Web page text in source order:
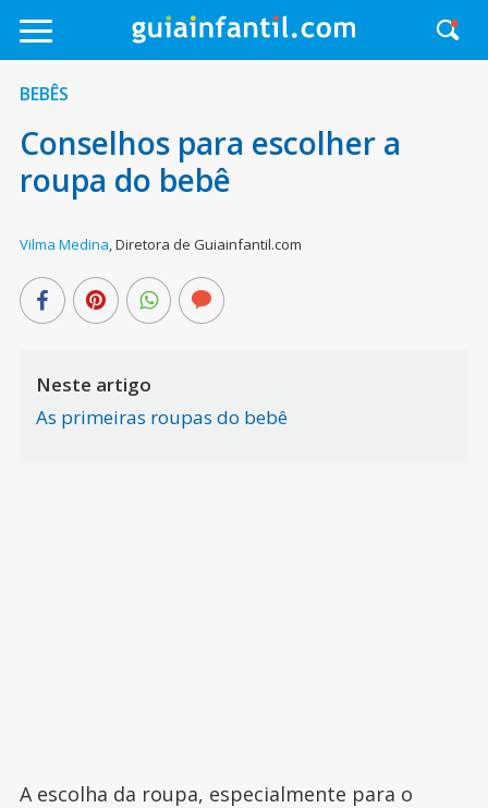
BEBÊS
Conselhos para escolher a
roupa do bebê
Vilma Medina,Diretora de Guiainfantil.com
Neste artigo
As primeiras roupas do bebê
A escolha da roupa, especialmente para o